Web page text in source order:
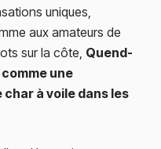
uniques,
aux amateurs de
sur la côte, Quend-
une
à voile dans les